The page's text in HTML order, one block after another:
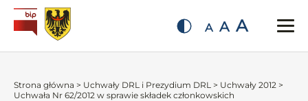
A A A
Strona główna > Uchwały DRL i Prezydium DRL > Uchwały 2012 >
Uchwała Nr 62/2012 w sprawie składek członkowskich